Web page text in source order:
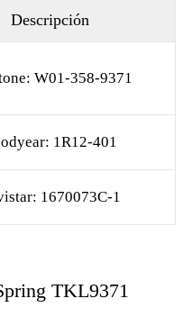
Descripción
W01-358-9371
1R12-401
1670073C-1
TKL9371